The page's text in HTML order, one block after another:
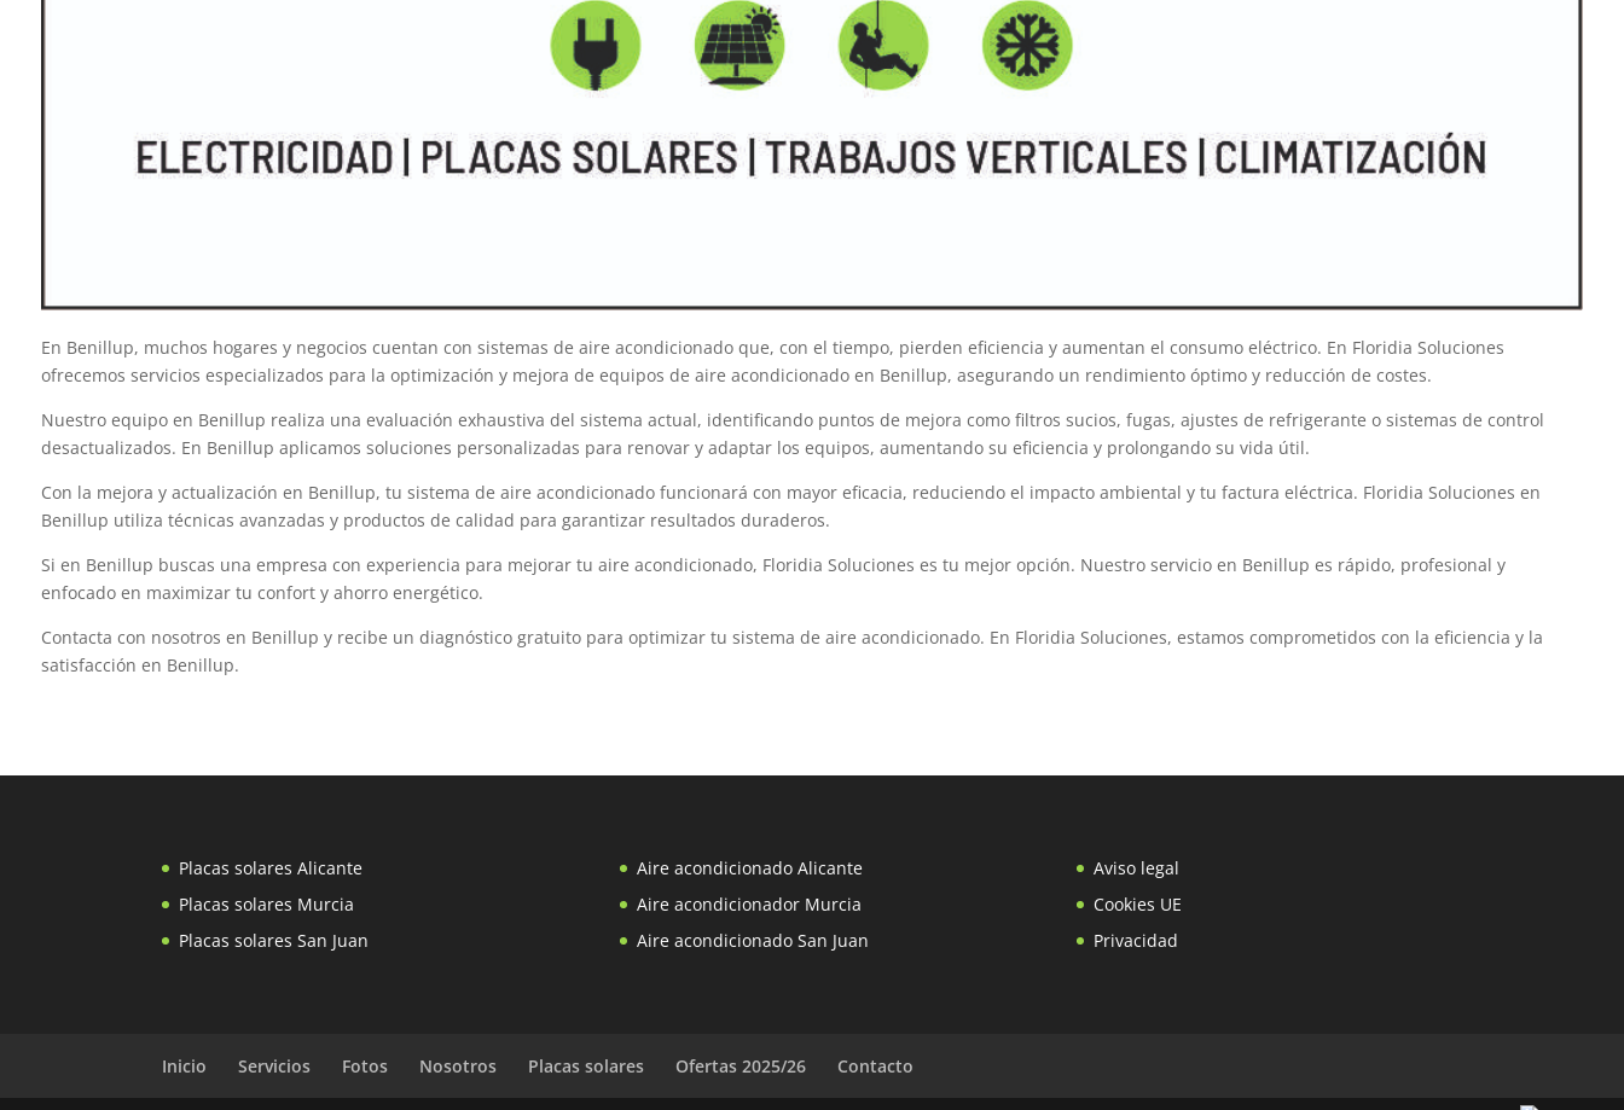
En Benillup, muchos hogares y negocios cuentan con sistemas de aire acondicionado que, con el tiempo, pierden eficiencia y aumentan el consumo eléctrico. En Floridia Soluciones
ofrecemos servicios especializados para la optimización y mejora de equipos de aire acondicionado en Benillup, asegurando un rendimiento óptimo y reducción de costes.
Nuestro equipo en Benillup realiza una evaluación exhaustiva del sistema actual, identificando puntos de mejora como filtros sucios, fugas, ajustes de refrigerante o sistemas de control
desactualizados. En Benillup aplicamos soluciones personalizadas para renovar y adaptar los equipos, aumentando su eficiencia y prolongando su vida útil.
Con la mejora y actualización en Benillup, tu sistema de aire acondicionado funcionará con mayor eficacia, reduciendo el impacto ambiental y tu factura eléctrica. Floridia Soluciones en
Benillup utiliza técnicas avanzadas y productos de calidad para garantizar resultados duraderos.
Si en Benillup buscas una empresa con experiencia para mejorar tu aire acondicionado, Floridia Soluciones es tu mejor opción. Nuestro servicio en Benillup es rápido, profesional y
enfocado en maximizar tu confort y ahorro energético.
Contacta con nosotros en Benillup y recibe un diagnóstico gratuito para optimizar tu sistema de aire acondicionado. En Floridia Soluciones, estamos comprometidos con la eficiencia y la
satisfacción en Benillup.
Placas solares Alicante
Placas solares Murcia
Placas solares San Juan
Aire acondicionado Alicante
Aire acondicionador Murcia
Aire acondicionado San Juan
Aviso legal
Cookies UE
Privacidad
Inicio Servicios Fotos Nosotros Placas solares Ofertas 2025/26 Contacto